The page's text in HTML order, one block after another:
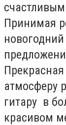
Принимая
атмосферу
гитару в
красивом